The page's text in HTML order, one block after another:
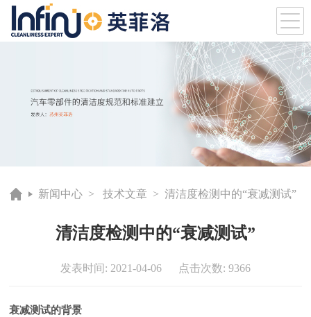
新闻中心 >技术文章 > 清洁度检测中的“衰减测试”
清洁度检测中的“衰减测试”
发表时间: 2021-04-06 点击次数: 9366
衰减测试的背景